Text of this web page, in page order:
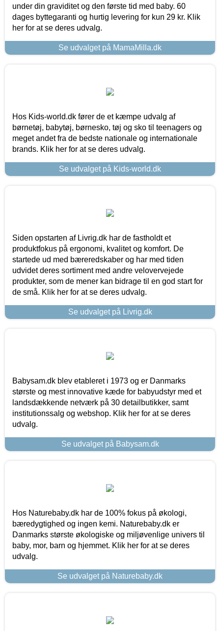
under din graviditet og den første tid med baby. 60
dages byttegaranti og hurtig levering for kun 29 kr. Klik
her for at se deres udvalg.
Se udvalget på MamaMilla.dk
Hos Kids-world.dk fører de et kæmpe udvalg af
børnetøj, babytøj, børnesko, tøj og sko til teenagers og
meget andet fra de bedste nationale og internationale
brands. Klik her for at se deres udvalg.
Se udvalget på Kids-world.dk
Siden opstarten af Livrig.dk har de fastholdt et
produktfokus på ergonomi, kvalitet og komfort. De
startede ud med bæreredskaber og har med tiden
udvidet deres sortiment med andre velovervejede
produkter, som de mener kan bidrage til en god start for
de små. Klik her for at se deres udvalg.
Se udvalget på Livrig.dk
Babysam.dk blev etableret i 1973 og er Danmarks
største og mest innovative kæde for babyudstyr med et
landsdækkende netværk på 30 detailbutikker, samt
institutionssalg og webshop. Klik her for at se deres
udvalg.
Se udvalget på Babysam.dk
Hos Naturebaby.dk har de 100% fokus på økologi,
bæredygtighed og ingen kemi. Naturebaby.dk er
Danmarks største økologiske og miljøvenlige univers til
baby, mor, barn og hjemmet. Klik her for at se deres
udvalg.
Se udvalget på Naturebaby.dk